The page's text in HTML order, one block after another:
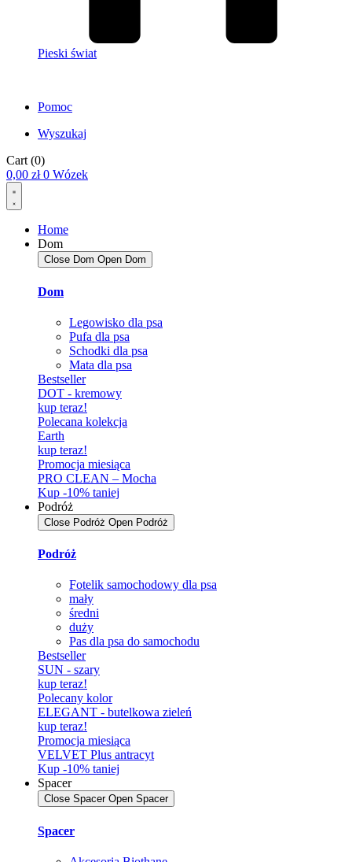
Pieski świat
Pomoc
Wyszukaj
Cart (0)
0,00 zł 0 Wózek
Home
Dom
Close Dom Open Dom
Dom
Legowisko dla psa
Pufa dla psa
Schodki dla psa
Mata dla psa
Bestseller
DOT - kremowy
kup teraz!
Polecana kolekcja
Earth
kup teraz!
Promocja miesiąca
PRO CLEAN – Mocha
Kup -10% taniej
Podróż
Close Podróż Open Podróż
Podróż
Fotelik samochodowy dla psa
mały
średni
duży
Pas dla psa do samochodu
Bestseller
SUN - szary
kup teraz!
Polecany kolor
ELEGANT - butelkowa zieleń
kup teraz!
Promocja miesiąca
VELVET Plus antracyt
Kup -10% taniej
Spacer
Close Spacer Open Spacer
Spacer